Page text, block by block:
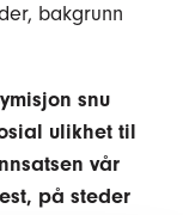
bakgrunn
snu
ulikhet til
vår
på steder